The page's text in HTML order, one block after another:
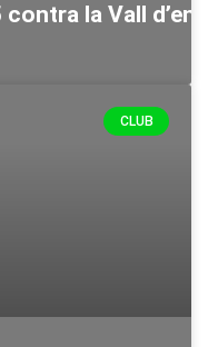
la Vall d’en
CLUB